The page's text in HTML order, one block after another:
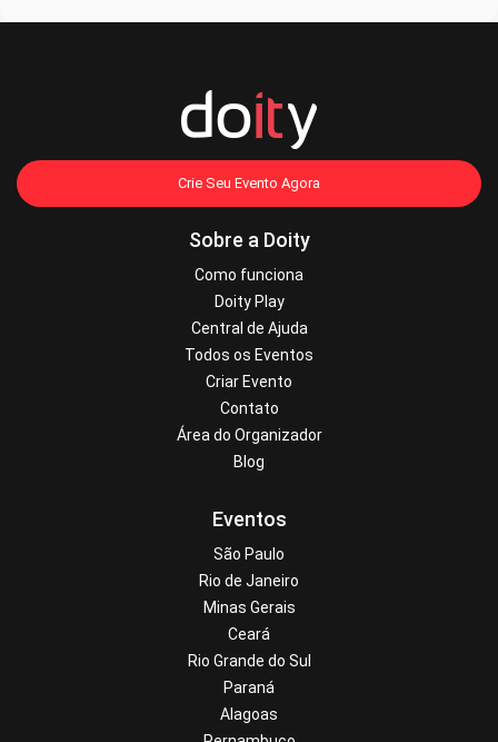
Crie Seu Evento Agora
Sobre a Doity
Como funciona
Doity Play
Central de Ajuda
Todos os Eventos
Criar Evento
Contato
Área do Organizador
Blog
Eventos
São Paulo
Rio de Janeiro
Minas Gerais
Ceará
Rio Grande do Sul
Paraná
Alagoas